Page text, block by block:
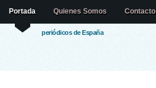
periódicos de España
Portada Quienes Somos Contacto